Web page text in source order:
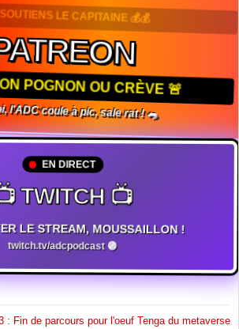
LE CAPITAINE 💰💰
POGNON OU CRÈVE 🚨
l'ADC coule à pic, sale rat ! 🐀
EN DIRECT
TWITCH 📺
LE STREAM, MOUSSAILLON !
twitch.tv/adcpodcast 🟣
: Fin de parcours pour l'oeuf Tenga du metaverse